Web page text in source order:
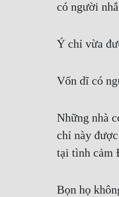
có người
Ý chỉ vừa
Vốn dĩ có
Những nhà
chỉ này
tại tình cảm
Bọn họ